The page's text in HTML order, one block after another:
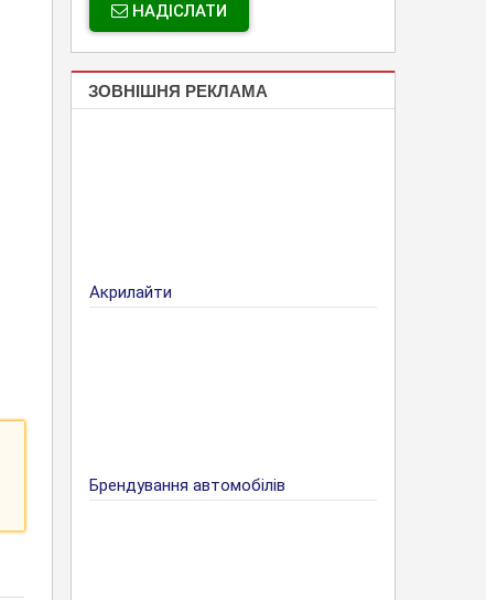
НАДІСЛАТИ
ЗОВНІШНЯ РЕКЛАМА
Акрилайти
Брендування автомобілів